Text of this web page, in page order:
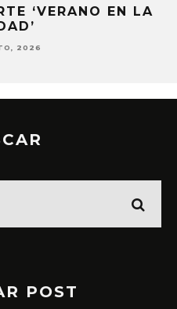
‘VERANO EN LA
2026
POST